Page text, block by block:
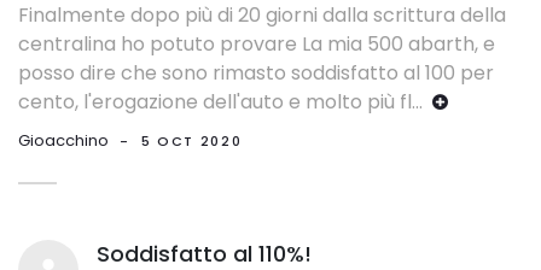
Finalmente dopo più di 20 giorni dalla scrittura della
centralina ho potuto provare La mia 500 abarth, e
posso dire che sono rimasto soddisfatto al 100 per
cento, l'erogazione dell'auto e molto più fl...
Gioacchino - 5 OCT 2020
Soddisfatto al 110%!